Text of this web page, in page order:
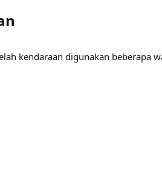
kendaraan digunakan beberapa